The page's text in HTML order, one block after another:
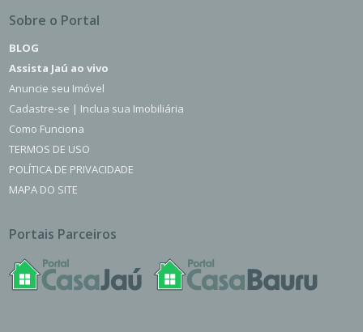
Sobre o Portal
BLOG
Assista Jaú ao vivo
Anuncie seu Imóvel
Cadastre-se | Inclua sua Imobiliária
Como Funciona
TERMOS DE USO
POLÍTICA DE PRIVACIDADE
MAPA DO SITE
Portais Parceiros